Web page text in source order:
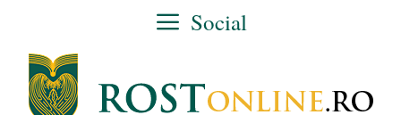
conținut
Social